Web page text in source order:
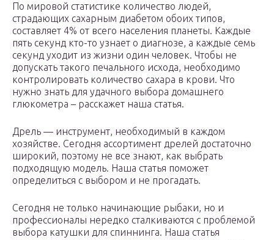
По мировой статистике количество людей,
страдающих сахарным диабетом обоих типов,
составляет 4% от всего населения планеты. Каждые
пять секунд кто-то узнает о диагнозе, а каждые семь
секунд уходит из жизни один человек. Чтобы не
допускать такого печального исхода, необходимо
контролировать количество сахара в крови. Что
нужно знать для удачного выбора домашнего
глюкометра – расскажет наша статья.
Дрель — инструмент, необходимый в каждом
хозяйстве. Сегодня ассортимент дрелей достаточно
широкий, поэтому не все знают, как выбрать
подходящую модель. Наша статья поможет
определиться с выбором и не прогадать.
Сегодня не только начинающие рыбаки, но и
профессионалы нередко сталкиваются с проблемой
выбора катушки для спиннинга. Наша статья